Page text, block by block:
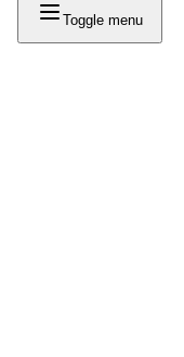
Toggle menu